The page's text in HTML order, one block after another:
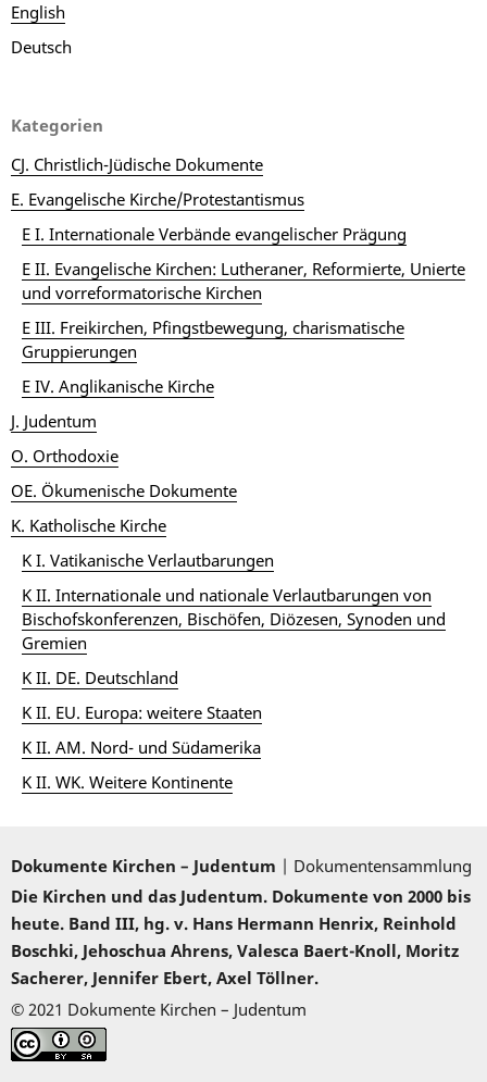
English
Deutsch
Kategorien
CJ. Christlich-Jüdische Dokumente
E. Evangelische Kirche/Protestantismus
E I. Internationale Verbände evangelischer Prägung
E II. Evangelische Kirchen: Lutheraner, Reformierte, Unierte
und vorreformatorische Kirchen
E III. Freikirchen, Pfingstbewegung, charismatische
Gruppierungen
E IV. Anglikanische Kirche
J. Judentum
O. Orthodoxie
OE. Ökumenische Dokumente
K. Katholische Kirche
K I. Vatikanische Verlautbarungen
K II. Internationale und nationale Verlautbarungen von
Bischofskonferenzen, Bischöfen, Diözesen, Synoden und
Gremien
K II. DE. Deutschland
K II. EU. Europa: weitere Staaten
K II. AM. Nord- und Südamerika
K II. WK. Weitere Kontinente
Dokumente Kirchen – Judentum | Dokumentensammlung
Die Kirchen und das Judentum. Dokumente von 2000 bis
heute. Band III, hg. v. Hans Hermann Henrix, Reinhold
Boschki, Jehoschua Ahrens, Valesca Baert-Knoll, Moritz
Sacherer, Jennifer Ebert, Axel Töllner.
© 2021 Dokumente Kirchen – Judentum